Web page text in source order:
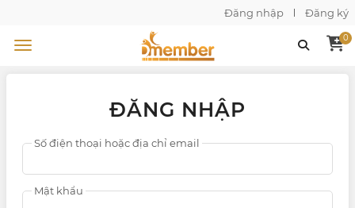
Đăng nhập Đăng ký
0
ĐĂNG NHẬP
Số điện thoại hoặc địa chỉ email
Mật khẩu